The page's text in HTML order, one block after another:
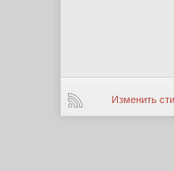
Изменить